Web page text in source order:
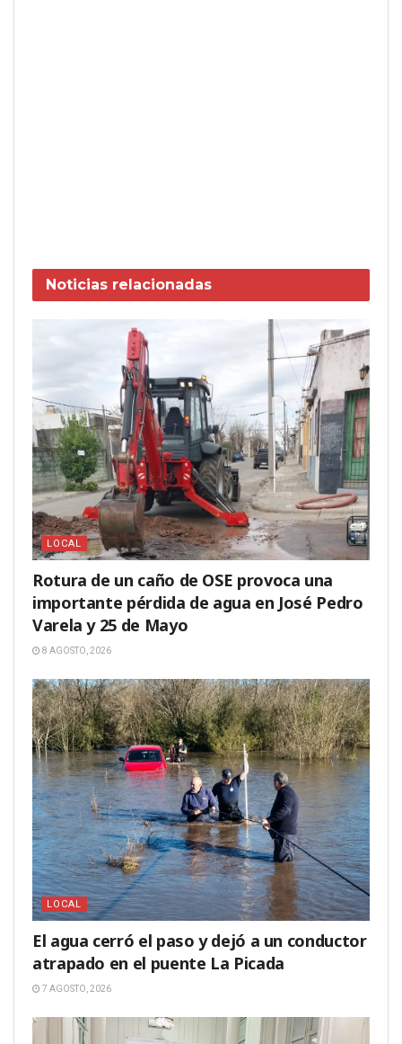
Noticias relacionadas
LOCAL
Rotura de un caño de OSE provoca una
importante pérdida de agua en José Pedro
Varela y 25 de Mayo
8 AGOSTO, 2026
LOCAL
El agua cerró el paso y dejó a un conductor
atrapado en el puente La Picada
7 AGOSTO, 2026